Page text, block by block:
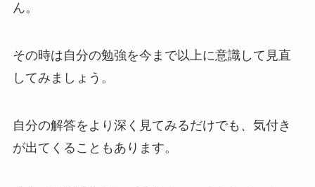
ん。
その時は自分の勉強を今まで以上に意識して見直
してみましょう。
自分の解答をより深く見てみるだけでも、気付き
が出てくることもあります。